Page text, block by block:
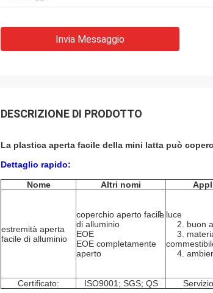
Invia Messaggio
DESCRIZIONE DI PRODOTTO
La plastica aperta facile della mini latta può
Dettaglio rapido:
Nome Altri nomi
estremità aperta
facile di alluminio
coperchio aperto facile
di alluminio
EOE
EOE completamente
aperto
luce
2. buon
3.
4.
Certificato:
ISO9001; SGS; QS